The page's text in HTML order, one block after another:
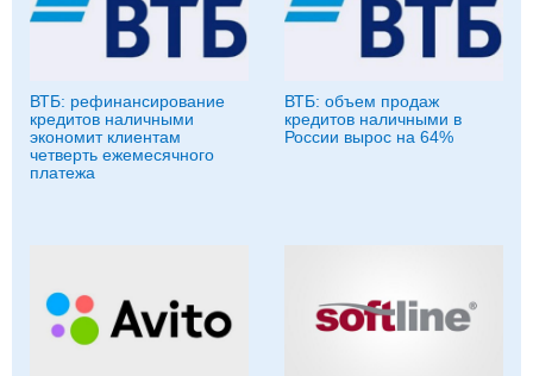
ВТБ: рефинансирование
кредитов наличными
экономит клиентам
четверть ежемесячного
платежа
ВТБ: объем продаж
кредитов наличными в
России вырос на 64%